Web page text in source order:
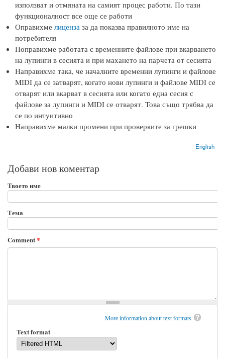
използват и отмяната на самият процес работи. По тази
функционалност все още се работи
Оправихме лиценза за да показва правилното име на
потребителя
Поправихме работата с временните файлове при вкарването
на лупинги в сесията и при махането на парчета от сесията
Направихме така, че началните временни лупинги и файлове
MIDI да се затварят, когато нови лупинги и файлове MIDI се
отварят или вкарват в сесията или когато една сесия с
файлове за лупинги и MIDI се отварят. Това също трябва да
се по интуитивно
Направихме малки промени при проверките за грешки
English
Добави нов коментар
Твоето име
Тема
Comment*
More information about text formats
Text format